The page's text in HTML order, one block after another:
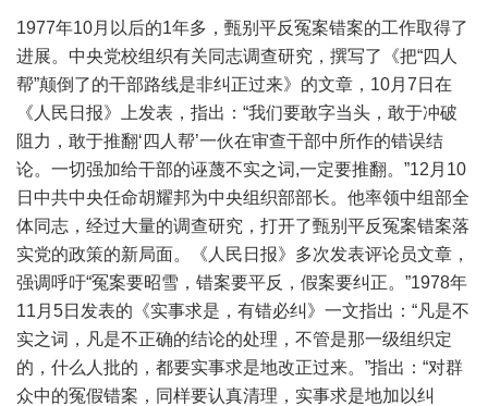
1977年10月以后的1年多，甄别平反冤案错案的工作取得了
进展。中央党校组织有关同志调查研究，撰写了《把“四人
帮”颠倒了的干部路线是非纠正过来》的文章，10月7日在
《人民日报》上发表，指出：“我们要敢字当头，敢于冲破
阻力，敢于推翻‘四人帮’一伙在审查干部中所作的错误结
论。一切强加给干部的诬蔑不实之词,一定要推翻。”12月10
日中共中央任命胡耀邦为中央组织部部长。他率领中组部全
体同志，经过大量的调查研究，打开了甄别平反冤案错案落
实党的政策的新局面。《人民日报》多次发表评论员文章，
强调呼吁“冤案要昭雪，错案要平反，假案要纠正。”1978年
11月5日发表的《实事求是，有错必纠》一文指出：“凡是不
实之词，凡是不正确的结论的处理，不管是那一级组织定
的，什么人批的，都要实事求是地改正过来。”指出：“对群
众中的冤假错案，同样要认真清理，实事求是地加以纠